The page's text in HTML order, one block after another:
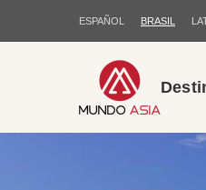
ESPAÑOL BRASIL